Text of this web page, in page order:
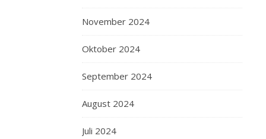
November 2024
Oktober 2024
September 2024
August 2024
Juli 2024